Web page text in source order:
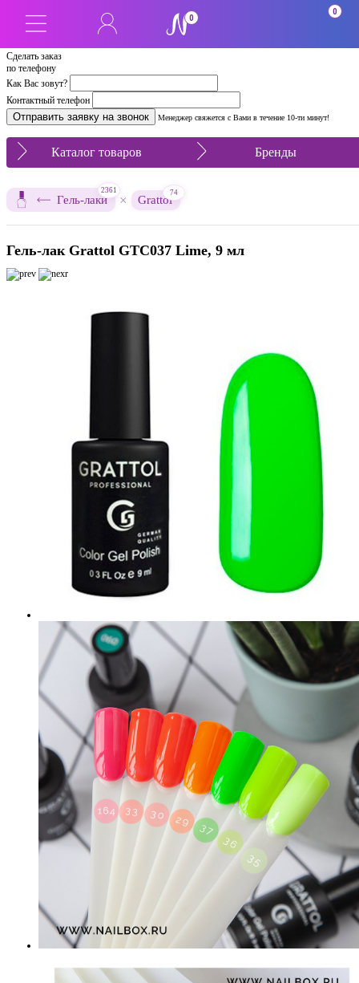
Сделать заказ
по телефону
Как Вас зовут?
Контактный телефон
Менеджер свяжется с Вами в течение 10-ти минут!
0
0
Каталог товаров Бренды
Гель-лаки
2361
× Grattol
74
Гель-лак Grattol GTC037 Lime, 9 мл